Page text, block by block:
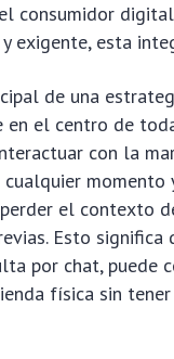
consumidor
exigente, esta
de una
el centro de
con la
cualquier momento
el contexto
Esto significa
por chat, puede
física sin